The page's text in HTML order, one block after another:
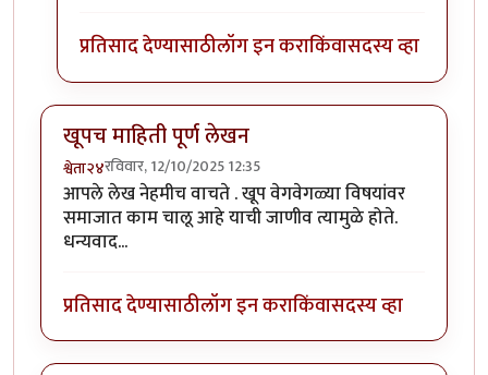
प्रतिसाद देण्यासाठीलॉग इन कराकिंवासदस्य व्हा
खूपच माहिती पूर्ण लेखन
श्वेता२४रविवार, 12/10/2025 12:35
आपले लेख नेहमीच वाचते . खूप वेगवेगळ्या विषयांवर
समाजात काम चालू आहे याची जाणीव त्यामुळे होते.
धन्यवाद...
प्रतिसाद देण्यासाठीलॉग इन कराकिंवासदस्य व्हा